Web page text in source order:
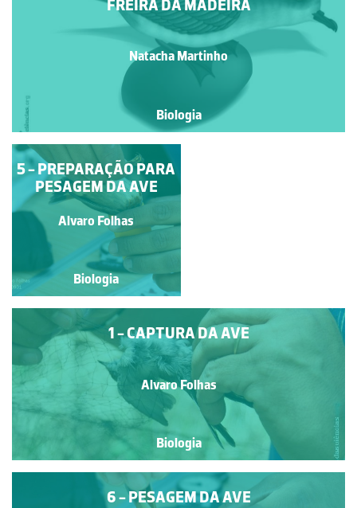
FREIRA DA MADEIRA
Natacha Martinho
Biologia
LAGARTIXA DA
MADEIRA
João Paulo Araújo
Fernandes
Biologia
1 - CAPTURA DA AVE
Alvaro Folhas
Biologia
5 - PREPARAÇÃO PARA
PESAGEM DA AVE
Alvaro Folhas
Biologia
6 - PESAGEM DA AVE